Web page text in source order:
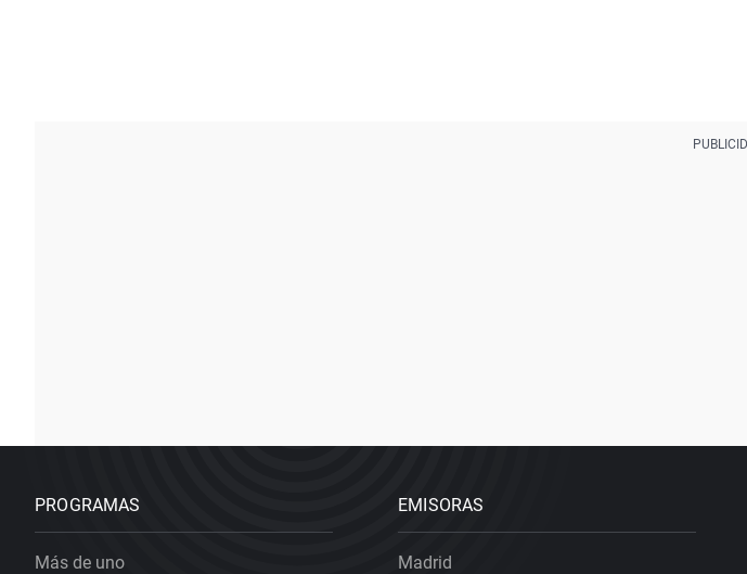
PROGRAMAS
Más de uno
EMISORAS
Madrid